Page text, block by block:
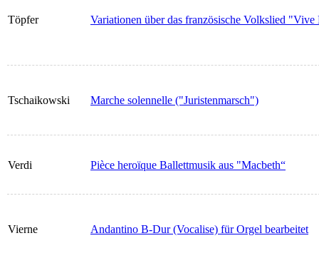
Töpfer Variationen über das französische Volkslied
Tschaikowski Marche solennelle ("Juristenmarsch")
Verdi Pièce heroïque Ballettmusik aus "Macbeth“
Vierne Andantino B-Dur (Vocalise) für Orgel bearbeitet